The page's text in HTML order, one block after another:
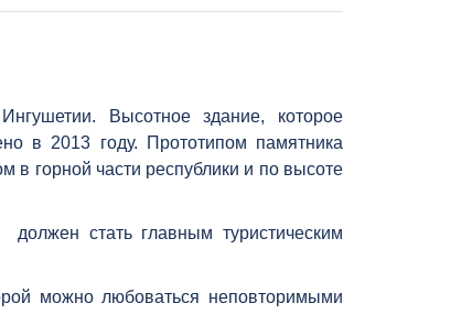
Высотное здание, которое
в 2013 году. Прототипом памятника
в горной части республики и по высоте
должен стать главным туристическим
можно любоваться неповторимыми